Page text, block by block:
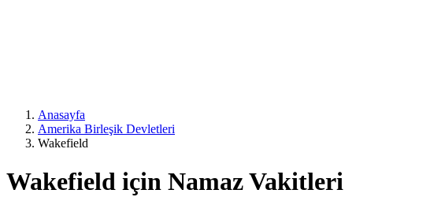
Anasayfa
Amerika Birleşik Devletleri
Wakefield
Wakefield için Namaz Vakitleri